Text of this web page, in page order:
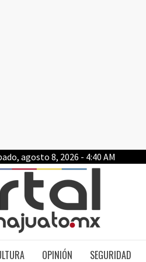
agosto 8, 2026 - 4:40 AM
OPINIÓN SEGURIDAD